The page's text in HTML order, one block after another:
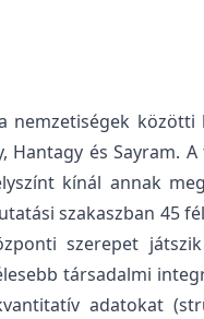
nemzetiségek
Hantagy és
kínál annak
szakaszban
szerepet
társadalmi
adatokat